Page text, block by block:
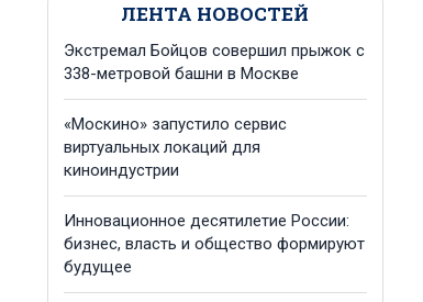
ЛЕНТА НОВОСТЕЙ
Экстремал Бойцов совершил прыжок с
338-метровой башни в Москве
«Москино» запустило сервис
виртуальных локаций для
киноиндустрии
Инновационное десятилетие России:
бизнес, власть и общество формируют
будущее